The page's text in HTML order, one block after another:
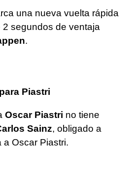
una nueva vuelta rápida
segundos de ventaja
.
Piastri
Oscar Piastri no tiene
Sainz, obligado a
a Oscar Piastri.